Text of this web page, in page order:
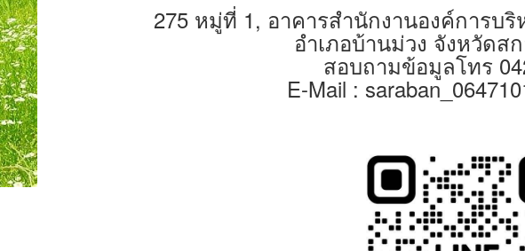
275 หมู่ที่ 1, อาคารสำนักงานองค์การบ
อำเภอบ้านม่วง จังหวัดส
สอบถามข้อมูลโทร
E-Mail :